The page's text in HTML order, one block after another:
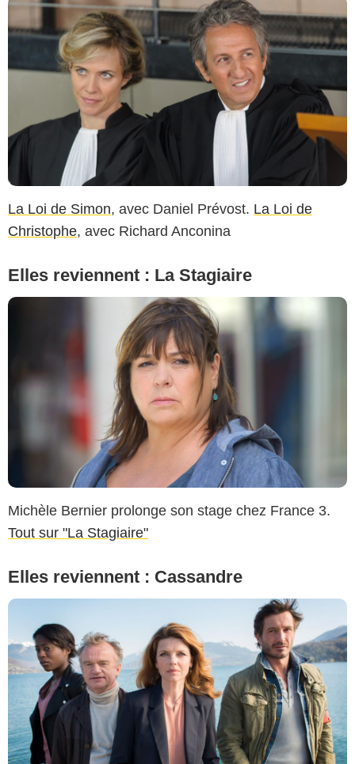
La Loi de Simon, avec Daniel Prévost. La Loi de
Christophe, avec Richard Anconina
Elles reviennent : La Stagiaire
Michèle Bernier prolonge son stage chez France 3.
Tout sur "La Stagiaire"
Elles reviennent : Cassandre